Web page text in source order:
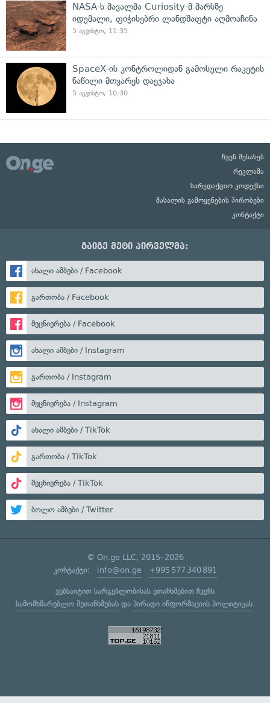
NASA-ს მავალმა Curiosity-მ მარსზე
იდუმალი, ფიჭისებრი ლანდშაფტი აღმოაჩინა
5 აგვისტო, 11:35
SpaceX-ის კონტროლიდან გამოსული რაკეტის
ნაწილი მთვარეს დაეჯახა
5 აგვისტო, 10:30
ჩვენ შესახებ
რეკლამა
სარედაქციო კოდექსი
მასალის გამოყენების პირობები
კონტაქტი
გაიგე მეტი პირველმა:
ახალი ამბები / Facebook
გართობა / Facebook
მეცნიერება / Facebook
ახალი ამბები / Instagram
გართობა / Instagram
მეცნიერება / Instagram
ახალი ამბები / TikTok
გართობა / TikTok
მეცნიერება / TikTok
ბოლო ამბები / Twitter
© On.ge LLC, 2015–2026
კონტაქტი: info@on.ge +995 577 340 891
ვებსაიტით სარგებლობისას ეთანხმებით ჩვენს
სამომხმარებლო შეთანხმებასდა პირადი ინფორმაციის პოლიტიკას.